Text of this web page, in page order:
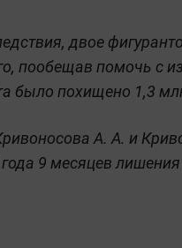
двое
пообещав помочь с
было похищено 1,3
А. А. и
9 месяцев